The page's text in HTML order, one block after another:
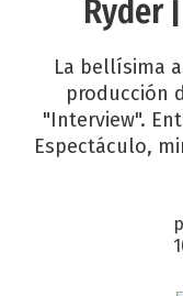
Ryder
La bellísima
producción
"Interview".
Espectáculo,